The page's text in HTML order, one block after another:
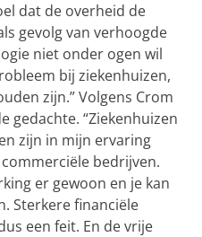
dat de overheid de
gevolg van verhoogde
niet onder ogen wil
bij ziekenhuizen,
zijn.” Volgens Crom
gedachte. “Ziekenhuizen
zijn in mijn ervaring
bedrijven.
er gewoon en je kan
Sterkere financiële
een feit. En de vrije